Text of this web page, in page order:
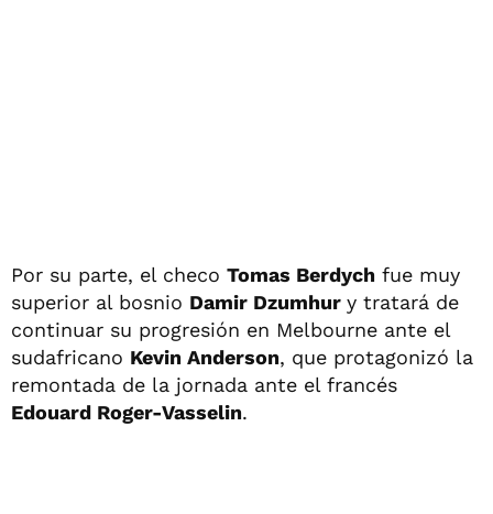
Por su parte, el checo Tomas Berdych fue muy
superior al bosnio Damir Dzumhur y tratará de
continuar su progresión en Melbourne ante el
sudafricano Kevin Anderson, que protagonizó la
remontada de la jornada ante el francés
Edouard Roger-Vasselin.